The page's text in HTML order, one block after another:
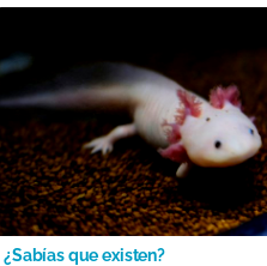
¿Sabías que existen?